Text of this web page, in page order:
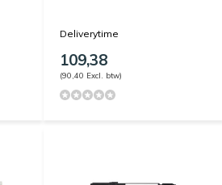
Deliverytime
109,38
(90,40 Excl. btw)